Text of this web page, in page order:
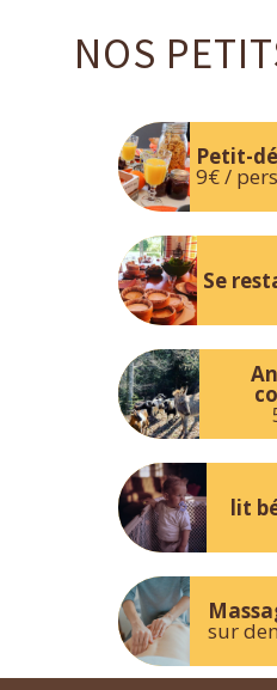
NOS
Petit-
9€ /
Se
lit
sur